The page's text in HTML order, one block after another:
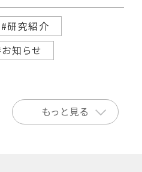
#研究紹介
知らせ
もっと見る